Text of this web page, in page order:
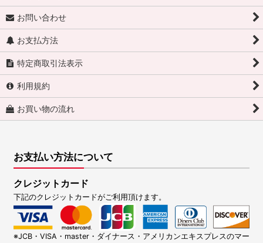
お問い合わせ
お支払方法
特定商取引法表示
利用規約
お買い物の流れ
お支払い方法について
クレジットカード
下記のクレジットカードがご利用頂けます。
※JCB・VISA・master・ダイナース・アメリカンエキスプレスのマー